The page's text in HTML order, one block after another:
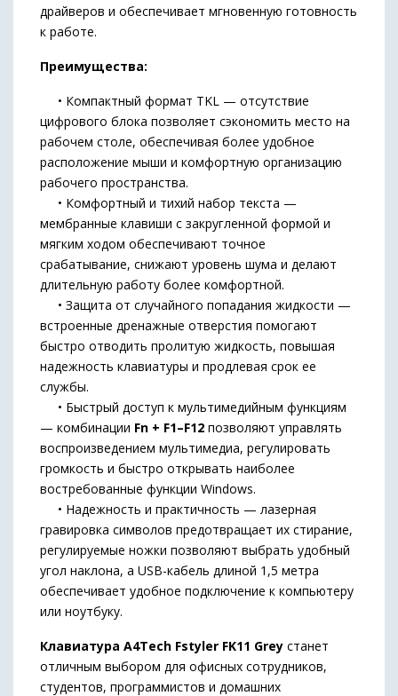
драйверов и обеспечивает мгновенную готовность
к работе.
Преимущества:
• Компактный формат TKL — отсутствие
цифрового блока позволяет сэкономить место на
рабочем столе, обеспечивая более удобное
расположение мыши и комфортную организацию
рабочего пространства.
• Комфортный и тихий набор текста —
мембранные клавиши с закругленной формой и
мягким ходом обеспечивают точное
срабатывание, снижают уровень шума и делают
длительную работу более комфортной.
• Защита от случайного попадания жидкости —
встроенные дренажные отверстия помогают
быстро отводить пролитую жидкость, повышая
надежность клавиатуры и продлевая срок ее
службы.
• Быстрый доступ к мультимедийным функциям
— комбинации Fn + F1–F12 позволяют управлять
воспроизведением мультимедиа, регулировать
громкость и быстро открывать наиболее
востребованные функции Windows.
• Надежность и практичность — лазерная
гравировка символов предотвращает их стирание,
регулируемые ножки позволяют выбрать удобный
угол наклона, а USB-кабель длиной 1,5 метра
обеспечивает удобное подключение к компьютеру
или ноутбуку.
Клавиатура A4Tech Fstyler FK11 Grey станет
отличным выбором для офисных сотрудников,
студентов, программистов и домашних